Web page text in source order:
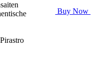
Buy Now